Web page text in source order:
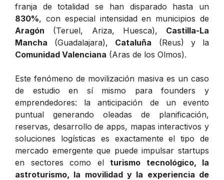
franja de totalidad se han disparado hasta un
830%, con especial intensidad en municipios de
Aragón (Teruel, Ariza, Huesca), Castilla-La
Mancha (Guadalajara), Cataluña (Reus) y la
Comunidad Valenciana (Aras de los Olmos).
Este fenómeno de movilización masiva es un caso
de estudio en sí mismo para founders y
emprendedores: la anticipación de un evento
puntual generando oleadas de planificación,
reservas, desarrollo de apps, mapas interactivos y
soluciones logísticas es exactamente el tipo de
mercado emergente que puede impulsar startups
en sectores como el turismo tecnológico, la
astroturismo, la movilidad y la experiencia de